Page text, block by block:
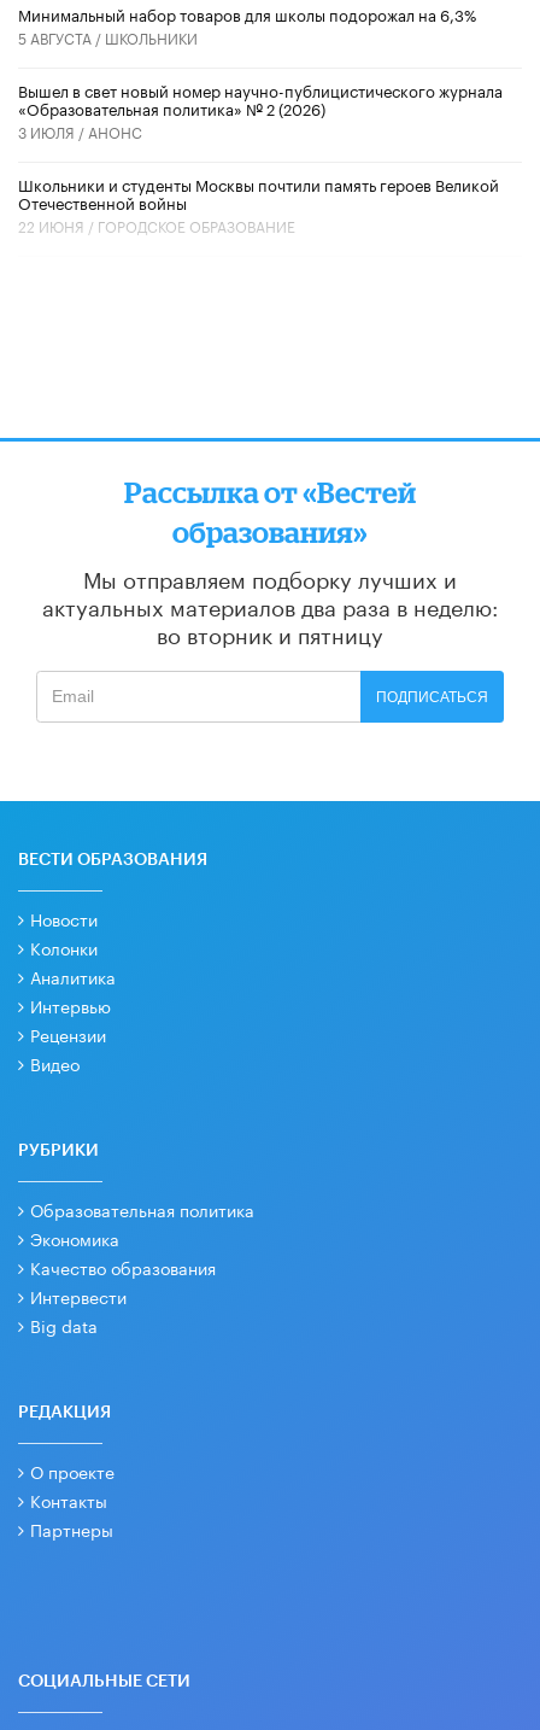
Минимальный набор товаров для школы подорожал на 6,3%
5 АВГУСТА / ШКОЛЬНИКИ
Вышел в свет новый номер научно-публицистического журнала
«Образовательная политика» № 2 (2026)
3 ИЮЛЯ / АНОНС
Школьники и студенты Москвы почтили память героев Великой
Отечественной войны
22 ИЮНЯ / ГОРОДСКОЕ ОБРАЗОВАНИЕ
Рассылка от «Вестей
образования»
Мы отправляем подборку лучших и
актуальных материалов два раза в неделю:
во вторник и пятницу
ПОДПИСАТЬСЯ
ВЕСТИ ОБРАЗОВАНИЯ
Новости
Колонки
Аналитика
Интервью
Рецензии
Видео
РУБРИКИ
Образовательная политика
Экономика
Качество образования
Интервести
Big data
РЕДАКЦИЯ
О проекте
Контакты
Партнеры
СОЦИАЛЬНЫЕ СЕТИ